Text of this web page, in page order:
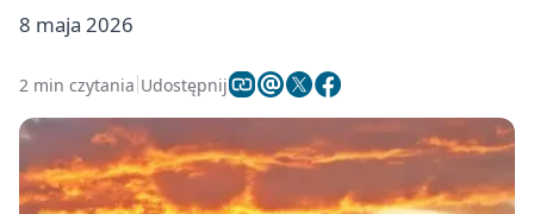
8 maja 2026
2 min czytania Udostępnij